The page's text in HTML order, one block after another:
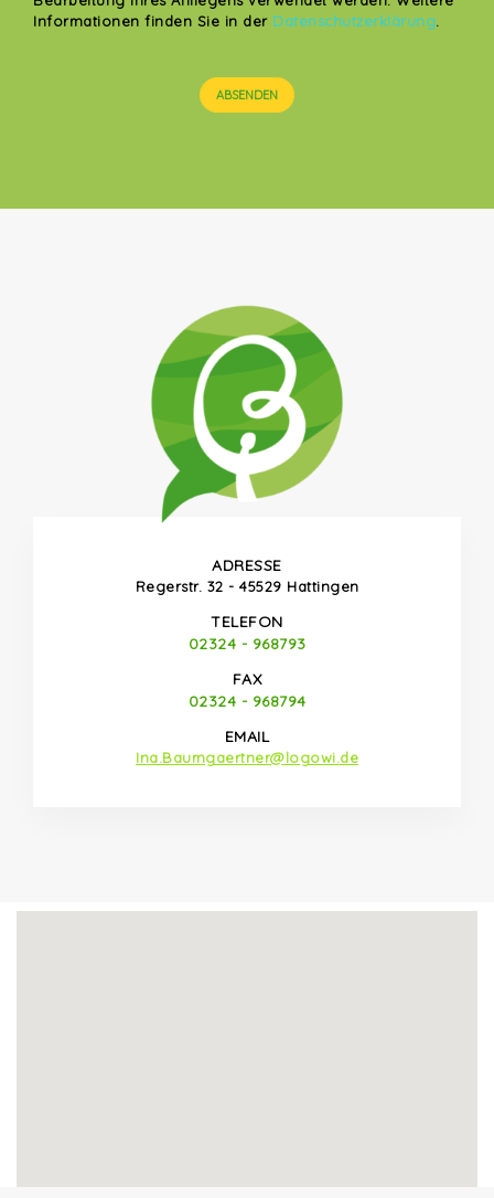
Informationen finden Sie in der Datenschutzerklärung.
ABSENDEN
ADRESSE
Regerstr. 32 - 45529 Hattingen
TELEFON
02324 - 968793
FAX
02324 - 968794
EMAIL
Ina.Baumgaertner@logowi.de